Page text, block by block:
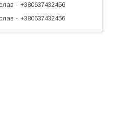
- +380637432456
- +380637432456